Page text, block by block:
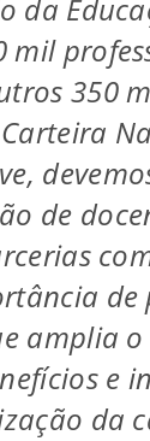
da
mil
350
de
de
amplia o
e
da